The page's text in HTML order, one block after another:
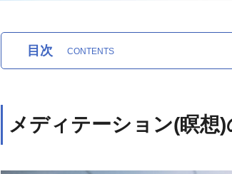
目次
メディテーション(瞑想)